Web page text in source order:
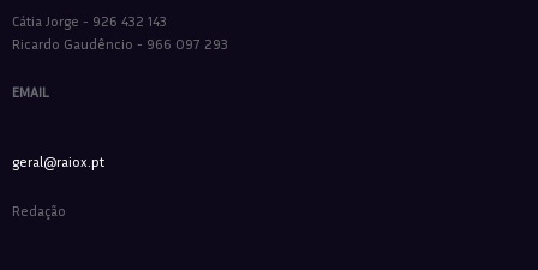
Cátia Jorge - 926 432 143
Ricardo Gaudêncio - 966 097 293
EMAIL
geral@raiox.pt
Redação